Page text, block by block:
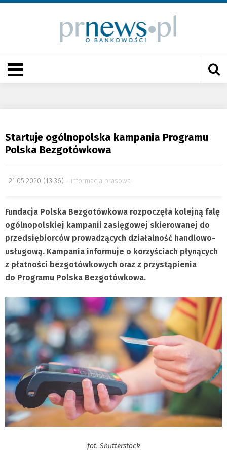
Startuje ogólnopolska kampania Programu
Polska Bezgotówkowa
21.05.2020 (13:36) informacja prasowa
Fundacja Polska Bezgotówkowa rozpoczęła kolejną falę
ogólnopolskiej kampanii zasięgowej skierowanej do
przedsiębiorców prowadzących działalność handlowo-
usługową. Kampania informuje o korzyściach płynących
z płatności bezgotówkowych oraz z przystąpienia
do Programu Polska Bezgotówkowa.
fot. Shutterstock